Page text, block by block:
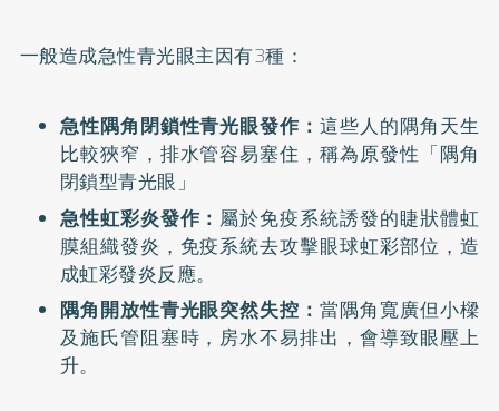
一般造成急性青光眼主因有3種：
急性隅角閉鎖性青光眼發作：這些人的隅角天生
比較狹窄，排水管容易塞住，稱為原發性「隅角
閉鎖型青光眼」
急性虹彩炎發作： 屬於免疫系統誘發的睫狀體虹
膜組織發炎，免疫系統去攻擊眼球虹彩部位，造
成虹彩發炎反應。
隅角開放性青光眼突然失控：當隅角寬廣但小樑
及施氏管阻塞時，房水不易排出，會導致眼壓上
升。